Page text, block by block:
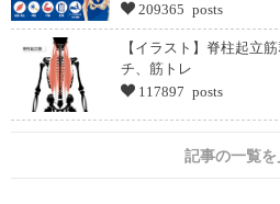
209365 posts
【イラスト】脊柱起立
チ、筋トレ
117897 posts
記事の一覧を